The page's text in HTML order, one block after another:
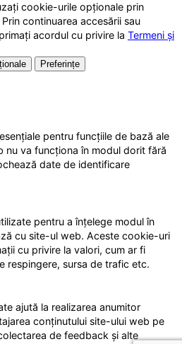
cookie-urile opționale prin
continuarea accesării sau
acordul cu privire la Termeni și
Preferințe
pentru funcțiile de bază ale
nu va funcționa în modul dorit fără
date de identificare
pentru a înțelege modul în
cu site-ul web. Aceste cookie-uri
cu privire la valori, cum ar fi
respingere, sursa de trafic etc.
ajută la realizarea anumitor
conținutului site-ului web pe
de feedback și alte